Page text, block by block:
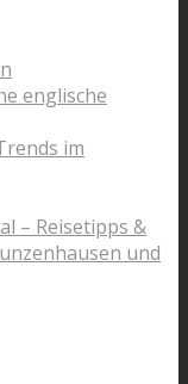
englische
im
– Reisetipps &
und